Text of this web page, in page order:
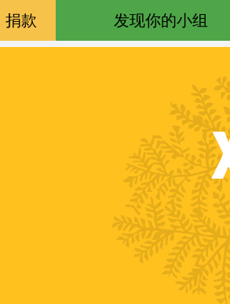
发现你的小组
捐款